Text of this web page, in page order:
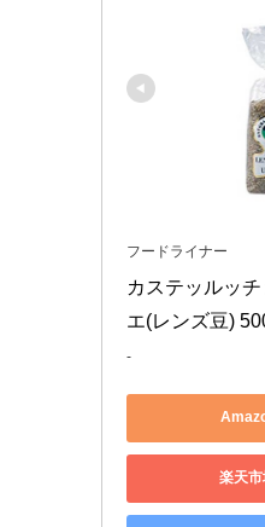
フードライナー
カステッルッ
エ(レンズ豆)
-
楽天